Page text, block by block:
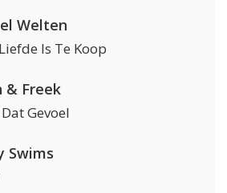
Welten
Is Te Koop
& Freek
Dat Gevoel
Swims